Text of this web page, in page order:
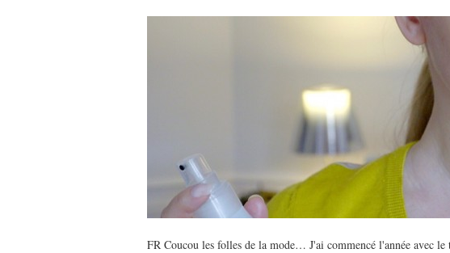
FR Coucou les folles de la mode… J'ai commencé l'année avec